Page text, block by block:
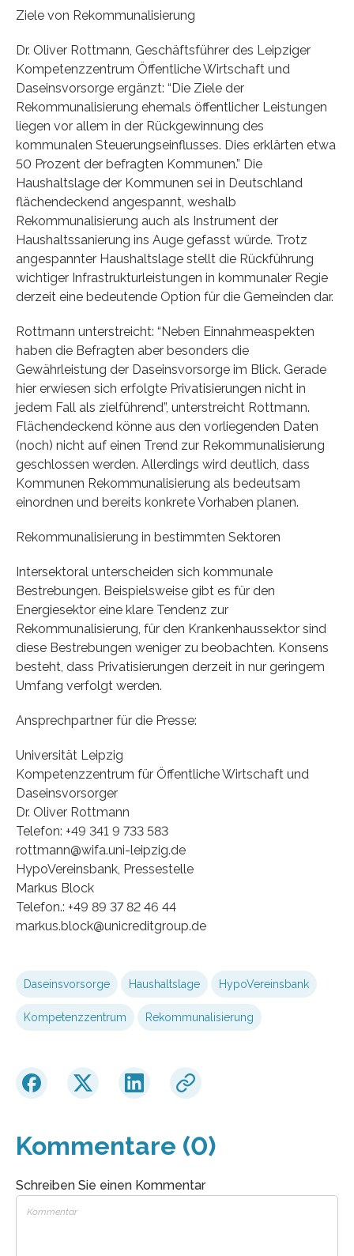
Ziele von Rekommunalisierung
Dr. Oliver Rottmann, Geschäftsführer des Leipziger
Kompetenzzentrum Öffentliche Wirtschaft und
Daseinsvorsorge ergänzt: “Die Ziele der
Rekommunalisierung ehemals öffentlicher Leistungen
liegen vor allem in der Rückgewinnung des
kommunalen Steuerungseinflusses. Dies erklärten etwa
50 Prozent der befragten Kommunen.” Die
Haushaltslage der Kommunen sei in Deutschland
flächendeckend angespannt, weshalb
Rekommunalisierung auch als Instrument der
Haushaltssanierung ins Auge gefasst würde. Trotz
angespannter Haushaltslage stellt die Rückführung
wichtiger Infrastrukturleistungen in kommunaler Regie
derzeit eine bedeutende Option für die Gemeinden dar.
Rottmann unterstreicht: “Neben Einnahmeaspekten
haben die Befragten aber besonders die
Gewährleistung der Daseinsvorsorge im Blick. Gerade
hier erwiesen sich erfolgte Privatisierungen nicht in
jedem Fall als zielführend”, unterstreicht Rottmann.
Flächendeckend könne aus den vorliegenden Daten
(noch) nicht auf einen Trend zur Rekommunalisierung
geschlossen werden. Allerdings wird deutlich, dass
Kommunen Rekommunalisierung als bedeutsam
einordnen und bereits konkrete Vorhaben planen.
Rekommunalisierung in bestimmten Sektoren
Intersektoral unterscheiden sich kommunale
Bestrebungen. Beispielsweise gibt es für den
Energiesektor eine klare Tendenz zur
Rekommunalisierung, für den Krankenhaussektor sind
diese Bestrebungen weniger zu beobachten. Konsens
besteht, dass Privatisierungen derzeit in nur geringem
Umfang verfolgt werden.
Ansprechpartner für die Presse:
Universität Leipzig
Kompetenzzentrum für Öffentliche Wirtschaft und
Daseinsvorsorger
Dr. Oliver Rottmann
Telefon: +49 341 9 733 583
rottmann@wifa.uni-leipzig.de
HypoVereinsbank, Pressestelle
Markus Block
Telefon.: +49 89 37 82 46 44
markus.block@unicreditgroup.de
Daseinsvorsorge Haushaltslage HypoVereinsbank
Kompetenzzentrum Rekommunalisierung
Kommentare (0)
Schreiben Sie einen Kommentar